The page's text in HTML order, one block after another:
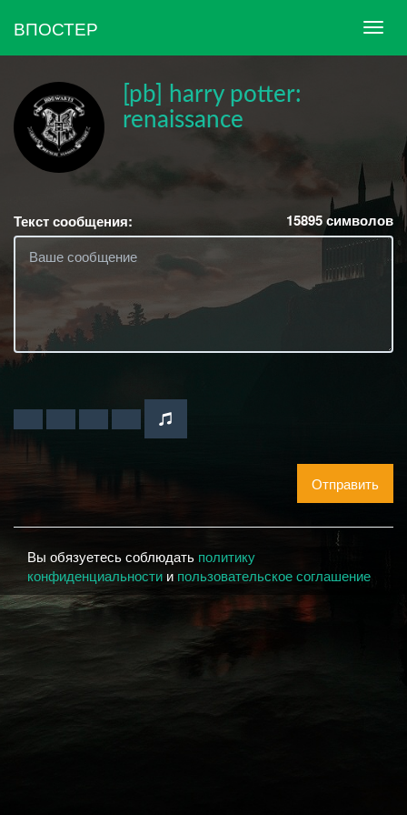
ВПОСТЕР
[pb] harry potter:
renaissance
Текст сообщения: 15895символов
Отправить
Вы обязуетесь соблюдать политику
конфиденциальности и пользовательское соглашение